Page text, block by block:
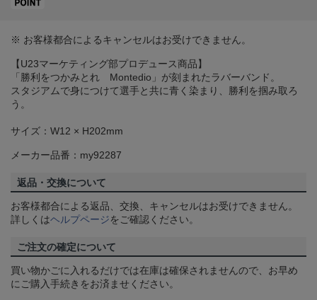
※ お客様都合によるキャンセルはお受けできません。
【U23マーケティング部プロデュース商品】
「勝利をつかみとれ Montedio」が刻まれたラバーバンド。
スタジアムで身につけて選手と共に青く染まり、勝利を掴み取ろ
う。
サイズ：W12 × H202mm
メーカー品番：my92287
返品・交換について
お客様都合による返品、交換、キャンセルはお受けできません。
詳しくはヘルプページをご確認ください。
ご注文の確定について
買い物かごに入れるだけでは在庫は確保されませんので、お早め
にご購入手続きをお済ませください。